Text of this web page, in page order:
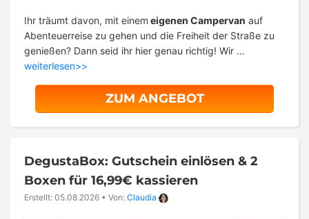
Ihr träumt davon, mit einem eigenen Campervan auf
Abenteuerreise zu gehen und die Freiheit der Straße zu
genießen? Dann seid ihr hier genau richtig! Wir …
weiterlesen>>
ZUM ANGEBOT
DegustaBox: Gutschein einlösen & 2
Boxen für 16,99€ kassieren
Erstellt: 05.08.2026 • Von: Claudia